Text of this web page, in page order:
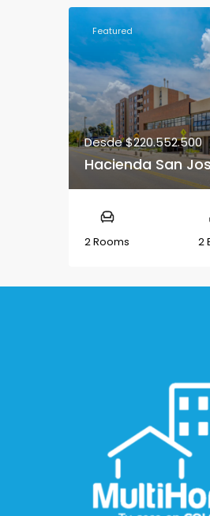
Featured
Desde$220.552.500
Hacienda San
2 Rooms 2